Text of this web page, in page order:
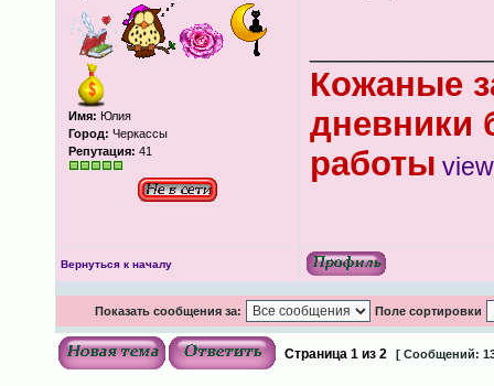
Имя: Юлия
Город: Черкассы
Репутация: 41
Кожаные
дневники
работы
Вернуться к началу
Показать сообщения за: Поле сортировки
Страница 1из 2 [ Сообщений: